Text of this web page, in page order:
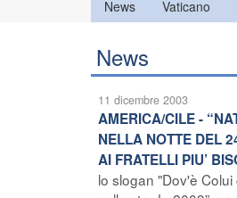
News Vaticano
News
11 dicembre 2003
AMERICA/CILE -
NELLA NOTTE DEL
AI FRATELLI PIU’
lo slogan "Dov'è